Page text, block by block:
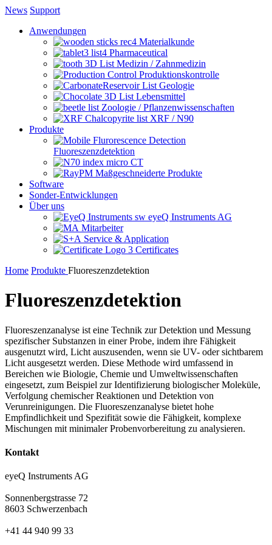
News Support
Anwendungen
Materialkunde
Pharmaceutical
Medizin / Zahnmedizin
Produktionskontrolle
Geologie
Lebensmittel
Zoologie / Pflanzenwissenschaften
XRF / N90
Produkte
Fluoreszenzdetektion
micro CT
Maßgeschneiderte Produkte
Software
Sonder-Entwicklungen
Über uns
eyeQ Instruments AG
Mitarbeiter
Service & Application
Certificates
Home Produkte Fluoreszenzdetektion
Fluoreszenzdetektion
Fluoreszenzanalyse ist eine Technik zur Detektion und Messung
spezifischer Substanzen in einer Probe, indem ihre Fähigkeit
ausgenutzt wird, Licht auszusenden, wenn sie UV- oder sichtbarem
Licht ausgesetzt werden. Diese Methode wird umfassend in
Bereichen wie Biologie, Chemie und Umweltwissenschaften
eingesetzt, zum Beispiel zur Identifizierung biologischer Moleküle,
Verfolgung chemischer Reaktionen und Detektion von
Verunreinigungen. Die Fluoreszenzanalyse bietet hohe
Empfindlichkeit und Spezifität sowie die Fähigkeit, komplexe
Mischungen mit minimaler Probenvorbereitung zu analysieren.
Kontakt
eyeQ Instruments AG
Sonnenbergstrasse 72
8603 Schwerzenbach
+41 44 940 99 33